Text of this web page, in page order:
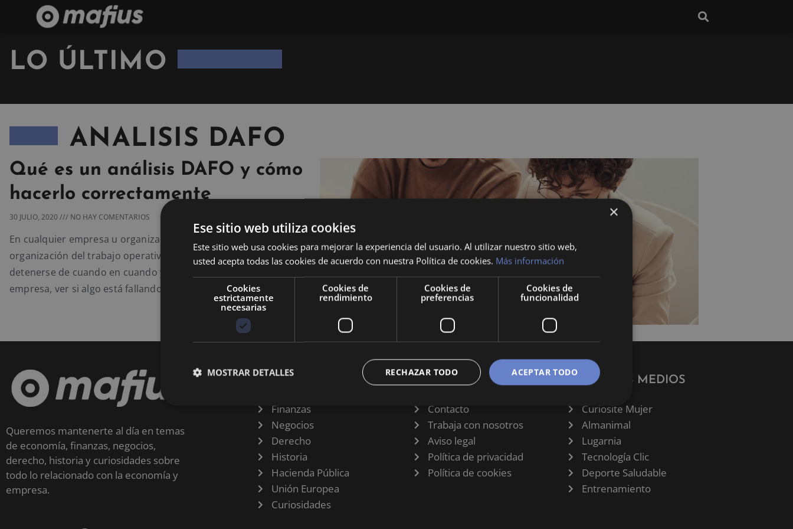
LO ÚLTIMO
ANALISIS DAFO
Qué es un análisis DAFO y cómo
hacerlo correctamente
30 JULIO, 2020 NO HAY COMENTARIOS
En cualquier empresa u organización, además de centrarse en la
organización del trabajo operativo del día a día, es fundamental
detenerse de cuando en cuando y analizar la situación de la
empresa, ver si algo está fallando o
Queremos mantenerte al día en temas
de economía, finanzas, negocios,
derecho, historia y curiosidades sobre
todo lo relacionado con la economía y
empresa.
Finanzas
Negocios
Derecho
Historia
Hacienda Pública
Unión Europea
Curiosidades
INFORMACIÓN
Contacto
Trabaja con nosotros
Aviso legal
Política de privacidad
Política de cookies
NUESTROS MEDIOS
Curiosite Mujer
Almanimal
Lugarnia
Tecnología Clic
Deporte Saludable
Entrenamiento
×
Ese sitio web utiliza cookies
Este sitio web usa cookies para mejorar la experiencia del usuario. Al utilizar nuestro sitio web,
usted acepta todas las cookies de acuerdo con nuestra Política de cookies. Más información
Cookies
estrictamente
necesarias
Cookies de
rendimiento
Cookies de
preferencias
Cookies de
funcionalidad
ACEPTAR TODO
RECHAZAR TODO
MOSTRAR DETALLES